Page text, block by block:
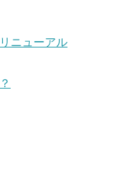
ニューアル